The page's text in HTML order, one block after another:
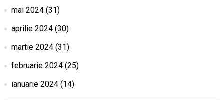
mai 2024(31)
aprilie 2024(30)
martie 2024(31)
februarie 2024(25)
ianuarie 2024(14)